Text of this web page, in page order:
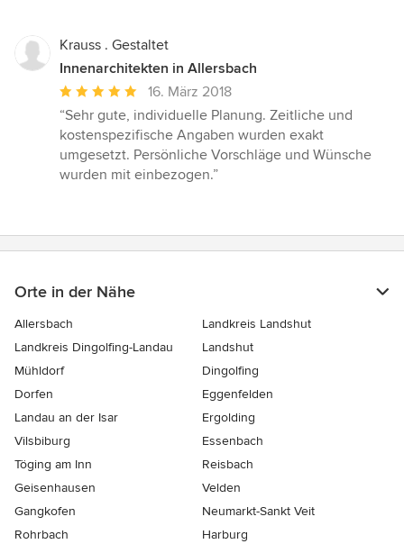
Krauss . Gestaltet
Innenarchitekten in Allersbach
Durchschnittliche
Bewertung:
5
von
5
16. März 2018
“Sehr gute, individuelle Planung. Zeitliche und
kostenspezifische Angaben wurden exakt
umgesetzt. Persönliche Vorschläge und Wünsche
wurden mit einbezogen.”
Orte in der Nähe
Allersbach
Landkreis Landshut
Landkreis Dingolfing-Landau
Landshut
Mühldorf
Dingolfing
Dorfen
Eggenfelden
Landau an der Isar
Ergolding
Vilsbiburg
Essenbach
Töging am Inn
Reisbach
Geisenhausen
Velden
Gangkofen
Neumarkt-Sankt Veit
Rohrbach
Harburg